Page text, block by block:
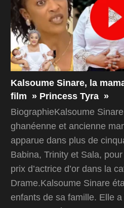
Kalsoume Sinare, la
film » Princess Tyra »
BiographieKalsoume
ghanéenne et ancienne
apparue dans plus de
Babina, Trinity et Sala,
prix d’actrice d’or dans la
Drame.Kalsoume Sinare
enfants de sa famille. Elle